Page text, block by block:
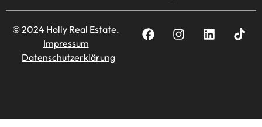
© 2024 Holly Real Estate.
Impressum
Datenschutzerklärung